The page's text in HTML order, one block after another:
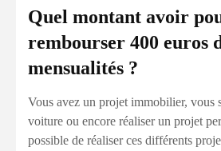
Quel montant avoir
rembourser 400 euros
mensualités ?
Vous avez un projet immobilier, vous
voiture ou encore réaliser un projet
possible de réaliser ces différents